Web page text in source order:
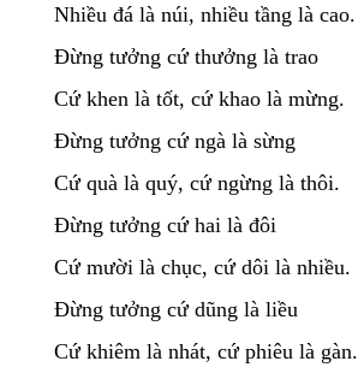
Nhiều đá là núi, nhiều tầng là cao.
Đừng tưởng cứ thưởng là trao
Cứ khen là tốt, cứ khao là mừng.
Đừng tưởng cứ ngà là sừng
Cứ quà là quý, cứ ngừng là thôi.
Đừng tưởng cứ hai là đôi
Cứ mười là chục, cứ dôi là nhiều.
Đừng tưởng cứ dũng là liều
Cứ khiêm là nhát, cứ phiêu là gàn.